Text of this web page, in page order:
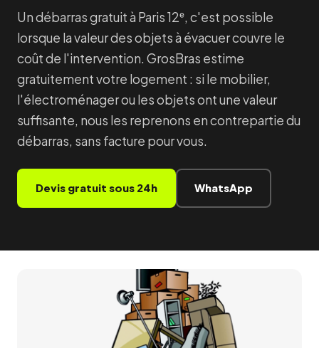
Un débarras gratuit à Paris 12ᵉ, c'est possible
lorsque la valeur des objets à évacuer couvre le
coût de l'intervention. GrosBras estime
gratuitement votre logement : si le mobilier,
l'électroménager ou les objets ont une valeur
suffisante, nous les reprenons en contrepartie du
débarras, sans facture pour vous.
Devis gratuit sous 24h WhatsApp